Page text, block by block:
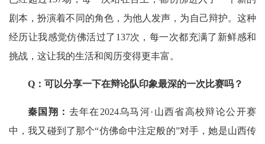
剧本，扮演着不同的角色，为他人发声，为自己辩护。这种
经历让我感觉仿佛活过了137次，每一次都充满了新鲜感和
挑战，这让我的生活和阅历变得更丰富。
Q：可以分享一下在辩论队印象最深的一次比赛吗？
秦国翔： 去年在2024乌马河·山西省高校辩论公开赛
中，我又碰到了那个“仿佛命中注定般的”对手，她是山西传